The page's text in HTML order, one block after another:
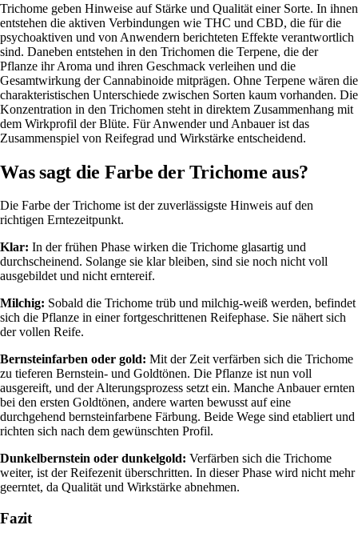
Trichome geben Hinweise auf Stärke und Qualität einer Sorte. In ihnen
entstehen die aktiven Verbindungen wie THC und CBD, die für die
psychoaktiven und von Anwendern berichteten Effekte verantwortlich
sind. Daneben entstehen in den Trichomen die Terpene, die der
Pflanze ihr Aroma und ihren Geschmack verleihen und die
Gesamtwirkung der Cannabinoide mitprägen. Ohne Terpene wären die
charakteristischen Unterschiede zwischen Sorten kaum vorhanden. Die
Konzentration in den Trichomen steht in direktem Zusammenhang mit
dem Wirkprofil der Blüte. Für Anwender und Anbauer ist das
Zusammenspiel von Reifegrad und Wirkstärke entscheidend.
Was sagt die Farbe der Trichome aus?
Die Farbe der Trichome ist der zuverlässigste Hinweis auf den
richtigen Erntezeitpunkt.
Klar: In der frühen Phase wirken die Trichome glasartig und
durchscheinend. Solange sie klar bleiben, sind sie noch nicht voll
ausgebildet und nicht erntereif.
Milchig: Sobald die Trichome trüb und milchig-weiß werden, befindet
sich die Pflanze in einer fortgeschrittenen Reifephase. Sie nähert sich
der vollen Reife.
Bernsteinfarben oder gold: Mit der Zeit verfärben sich die Trichome
zu tieferen Bernstein- und Goldtönen. Die Pflanze ist nun voll
ausgereift, und der Alterungsprozess setzt ein. Manche Anbauer ernten
bei den ersten Goldtönen, andere warten bewusst auf eine
durchgehend bernsteinfarbene Färbung. Beide Wege sind etabliert und
richten sich nach dem gewünschten Profil.
Dunkelbernstein oder dunkelgold: Verfärben sich die Trichome
weiter, ist der Reifezenit überschritten. In dieser Phase wird nicht mehr
geerntet, da Qualität und Wirkstärke abnehmen.
Fazit